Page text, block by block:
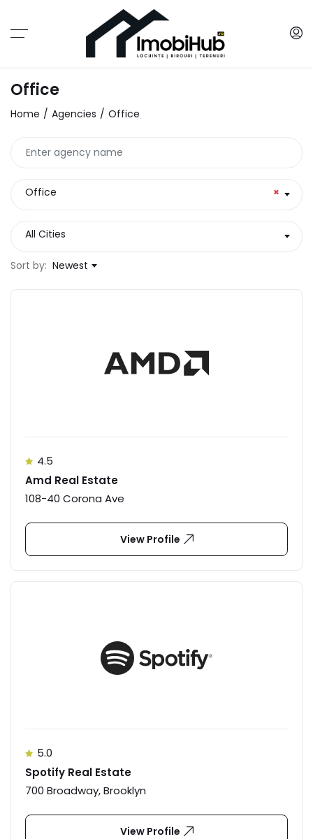
Office
Home Agencies Office
×
Office
All Cities
Sort by: Newest
4.5
Amd Real Estate
108-40 Corona Ave
View Profile
5.0
Spotify Real Estate
700 Broadway, Brooklyn
View Profile